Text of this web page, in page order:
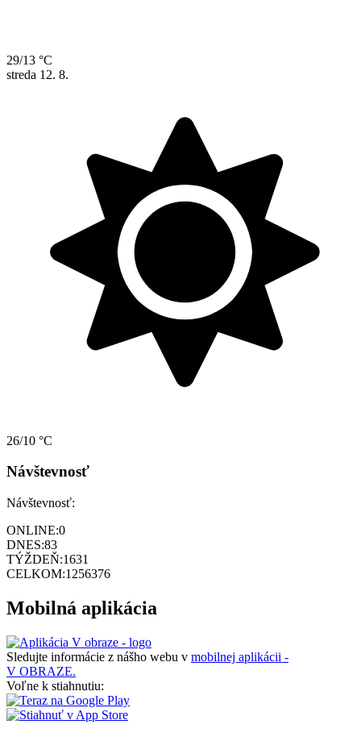
29/13 °C
streda 12. 8.
26/10 °C
Návštevnosť
Návštevnosť:
ONLINE:0
DNES:83
TÝŽDEŇ:1631
CELKOM:1256376
Mobilná aplikácia
Sledujte informácie z nášho webu v mobilnej aplikácii -
V OBRAZE.
Voľne k stiahnutiu: